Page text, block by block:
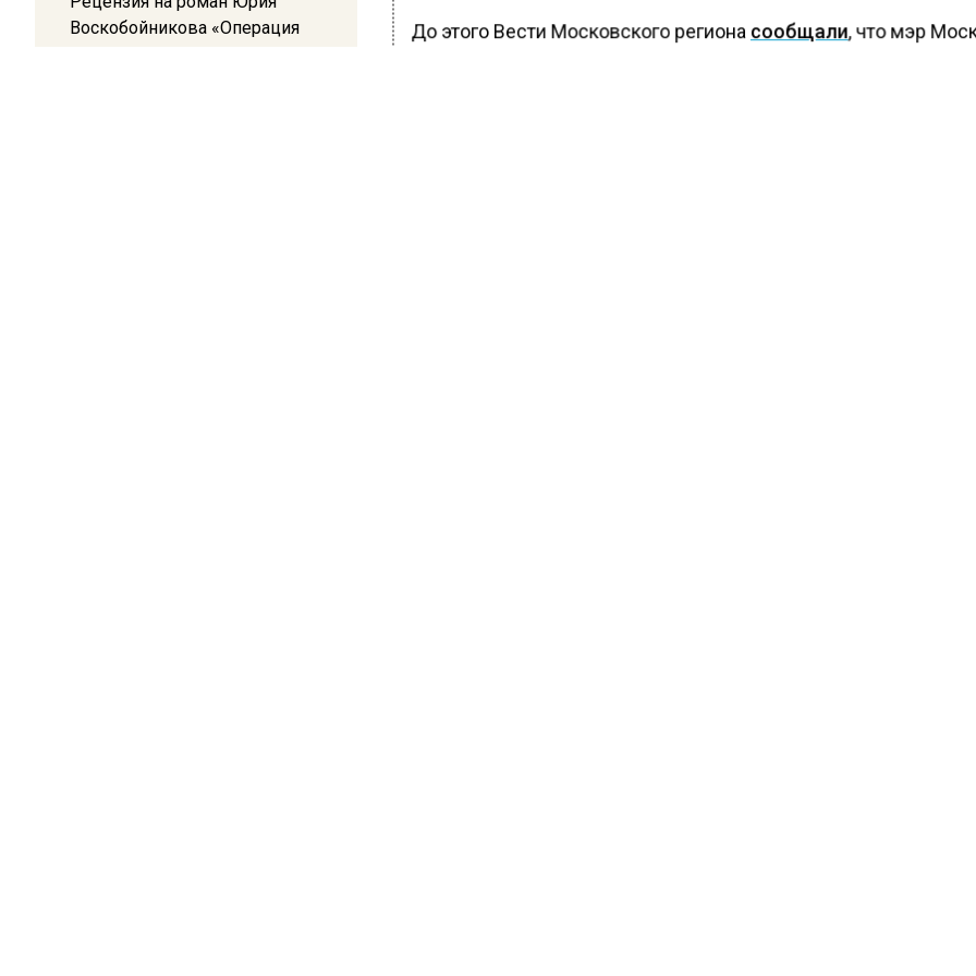
Воскобойникова «Операция
До этого Вести Московского региона сообщали, что мэр